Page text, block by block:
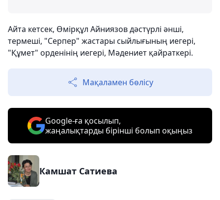
Айта кетсек, Өмірқұл Айниязов дәстүрлі әнші,
термеші, "Серпер" жастары сыйлығының иегері,
"Құмет" орденінің иегері, Мәдениет қайраткері.
Мақаламен бөлісу
Google-ға қосылып,
жаңалықтарды бірінші болып оқыңыз
Камшат Сатиева